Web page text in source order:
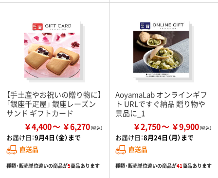
【手土産やお祝いの贈り物に】
「銀座千疋屋」 銀座レーズン
サンド ギフトカード
￥4,400 ￥6,270
お届け日：9月4日（金）まで
直送品
種類・販売単位違いの商品が5商品あります
AoyamaLab オンラインギフ
ト URLですぐ納品 贈り物や
景品に_1
￥2,750 ￥9,900
お届け日：8月24日（月）まで
直送品
種類・販売単位違いの商品が41商品あります